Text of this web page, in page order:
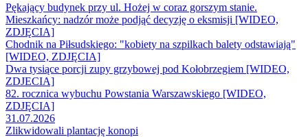
Pękający budynek przy ul. Hożej w coraz gorszym stanie.
Mieszkańcy: nadzór może podjąć decyzję o eksmisji [WIDEO,
ZDJĘCIA]
Chodnik na Piłsudskiego: "kobiety na szpilkach balety odstawiają"
[WIDEO, ZDJĘCIA]
Dwa tysiące porcji zupy grzybowej pod Kołobrzegiem [WIDEO,
ZDJECIA]
82. rocznica wybuchu Powstania Warszawskiego [WIDEO,
ZDJĘCIA]
31.07.2026
Zlikwidowali plantację konopi